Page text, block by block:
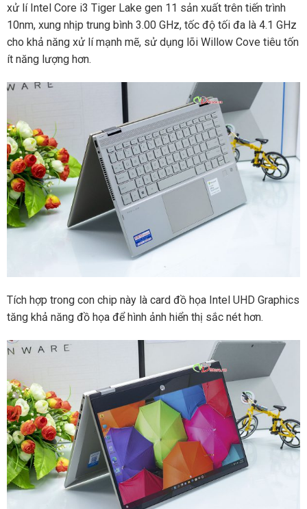
xử lí Intel Core i3 Tiger Lake gen 11 sản xuất trên tiến trình
10nm, xung nhịp trung bình 3.00 GHz, tốc độ tối đa là 4.1 GHz
cho khả năng xử lí mạnh mẽ, sử dụng lõi Willow Cove tiêu tốn
ít năng lượng hơn.
Tích hợp trong con chip này là card đồ họa Intel UHD Graphics
tăng khả năng đồ họa để hình ảnh hiển thị sắc nét hơn.